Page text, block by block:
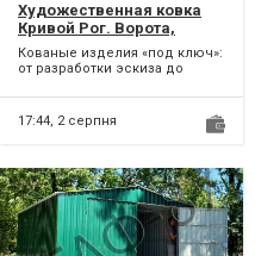
Художественная ковка
Кривой Рог. Ворота,
навесы, решетки,
козырьки, калитки,
Кованые изделия «под ключ»:
от разработки эскиза до
направления деятельности
худож...
17:44, 2 серпня